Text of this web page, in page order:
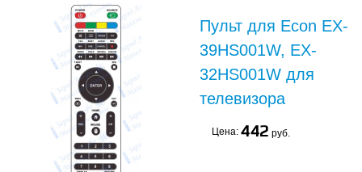
Пульт для Econ EX-
39HS001W, EX-
32HS001W для
телевизора
Цена: 442 руб.